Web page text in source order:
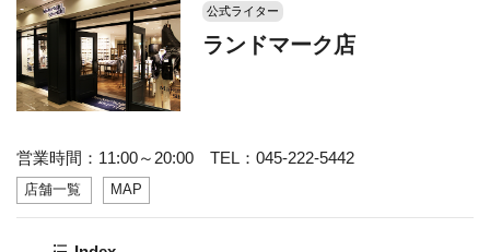
公式ライター
ランドマーク店
営業時間：11:00～20:00 TEL：045-222-5442
店舗一覧 MAP